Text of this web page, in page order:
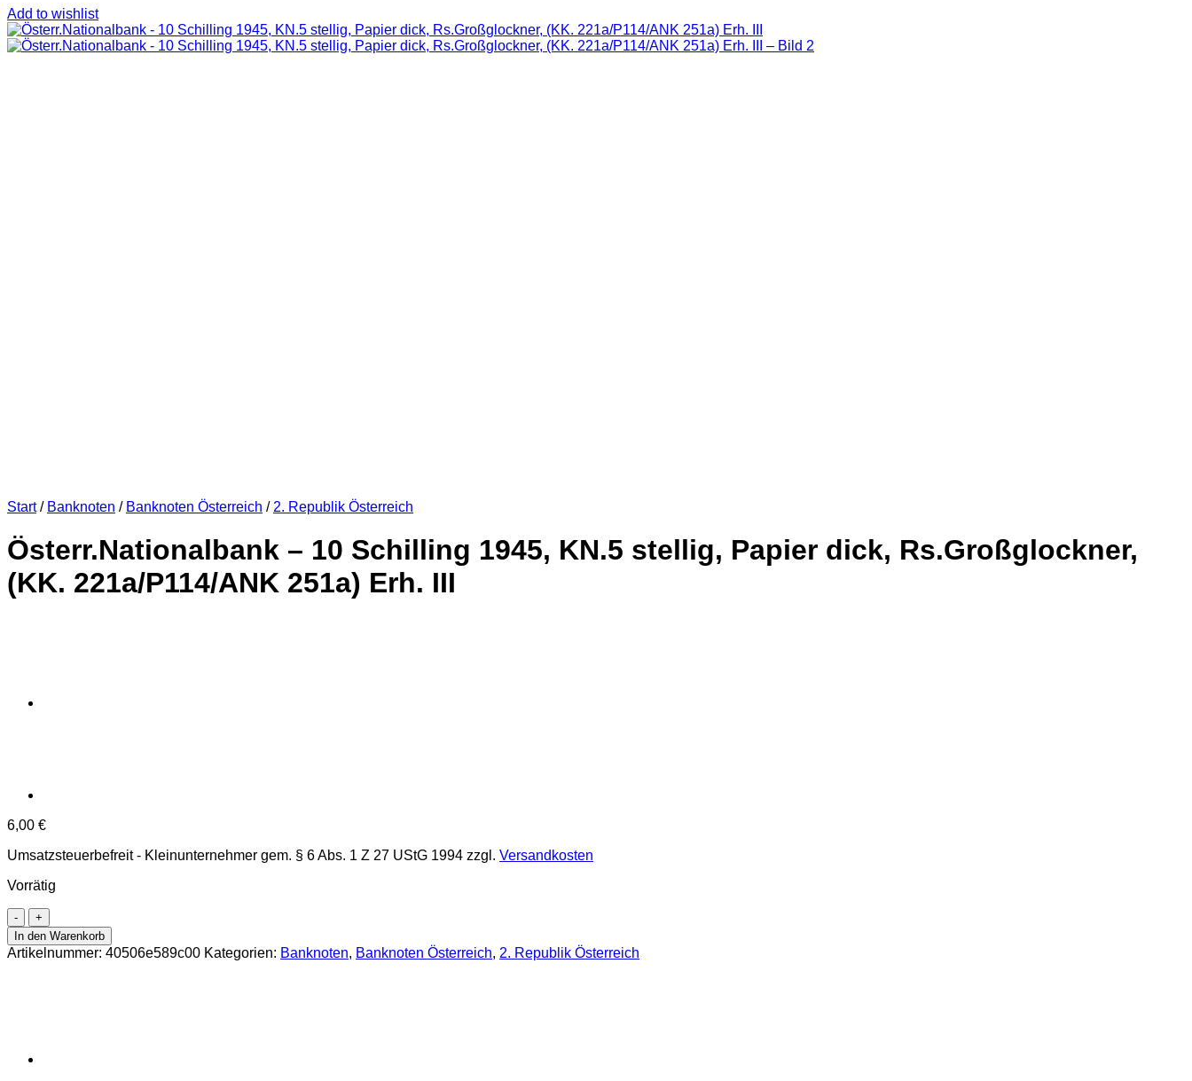
Add to wishlist
Start / Banknoten / Banknoten Österreich / 2. Republik Österreich
Österr.Nationalbank – 10 Schilling 1945, KN.5 stellig, Papier dick, Rs.Großglockner,
(KK. 221a/P114/ANK 251a) Erh. III
6,00 €
Umsatzsteuerbefreit - Kleinunternehmer gem. § 6 Abs. 1 Z 27 UStG 1994 zzgl. Versandkosten
Vorrätig
Österr.Nationalbank
-
10
Schilling
Rs.Großglockner,
In den Warenkorb
Artikelnummer: 40506e589c00 Kategorien: Banknoten, Banknoten Österreich, 2. Republik Österreich